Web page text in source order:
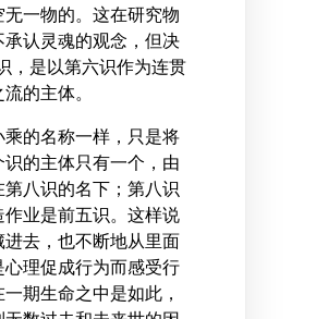
一物的。这在研究物
认灵魂的观念，但决
，是以第六识作为连贯
的主体。
的名称一样，只是将
的主体只有一个，由
八识的名下；第八识
业是前五识。这样说
去，也不断地从里面
理促成行为而感受行
期生命之中是如此，